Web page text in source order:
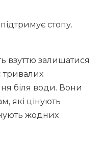
стопу.
взуттю залишатися
тривалих
біля води. Вони
які цінують
жодних